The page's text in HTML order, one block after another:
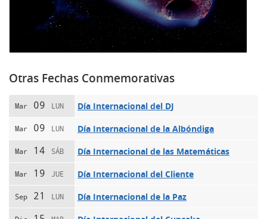
Otras Fechas Conmemorativas
Mar 09 LUN Día Internacional del DJ
Mar 09 LUN Día Internacional de la Albóndiga
Mar 14 SÁB Día Internacional de las Matemáticas
Mar 19 JUE Día Internacional del Cliente
Sep 21 LUN Día Internacional de la Paz